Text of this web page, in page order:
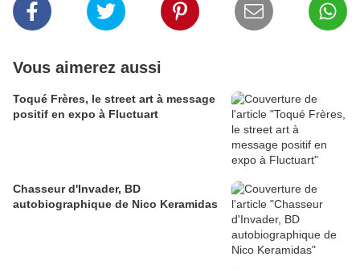
Vous aimerez aussi
Toqué Frères, le street art à message
positif en expo à Fluctuart
Chasseur d'Invader, BD
autobiographique de Nico Keramidas